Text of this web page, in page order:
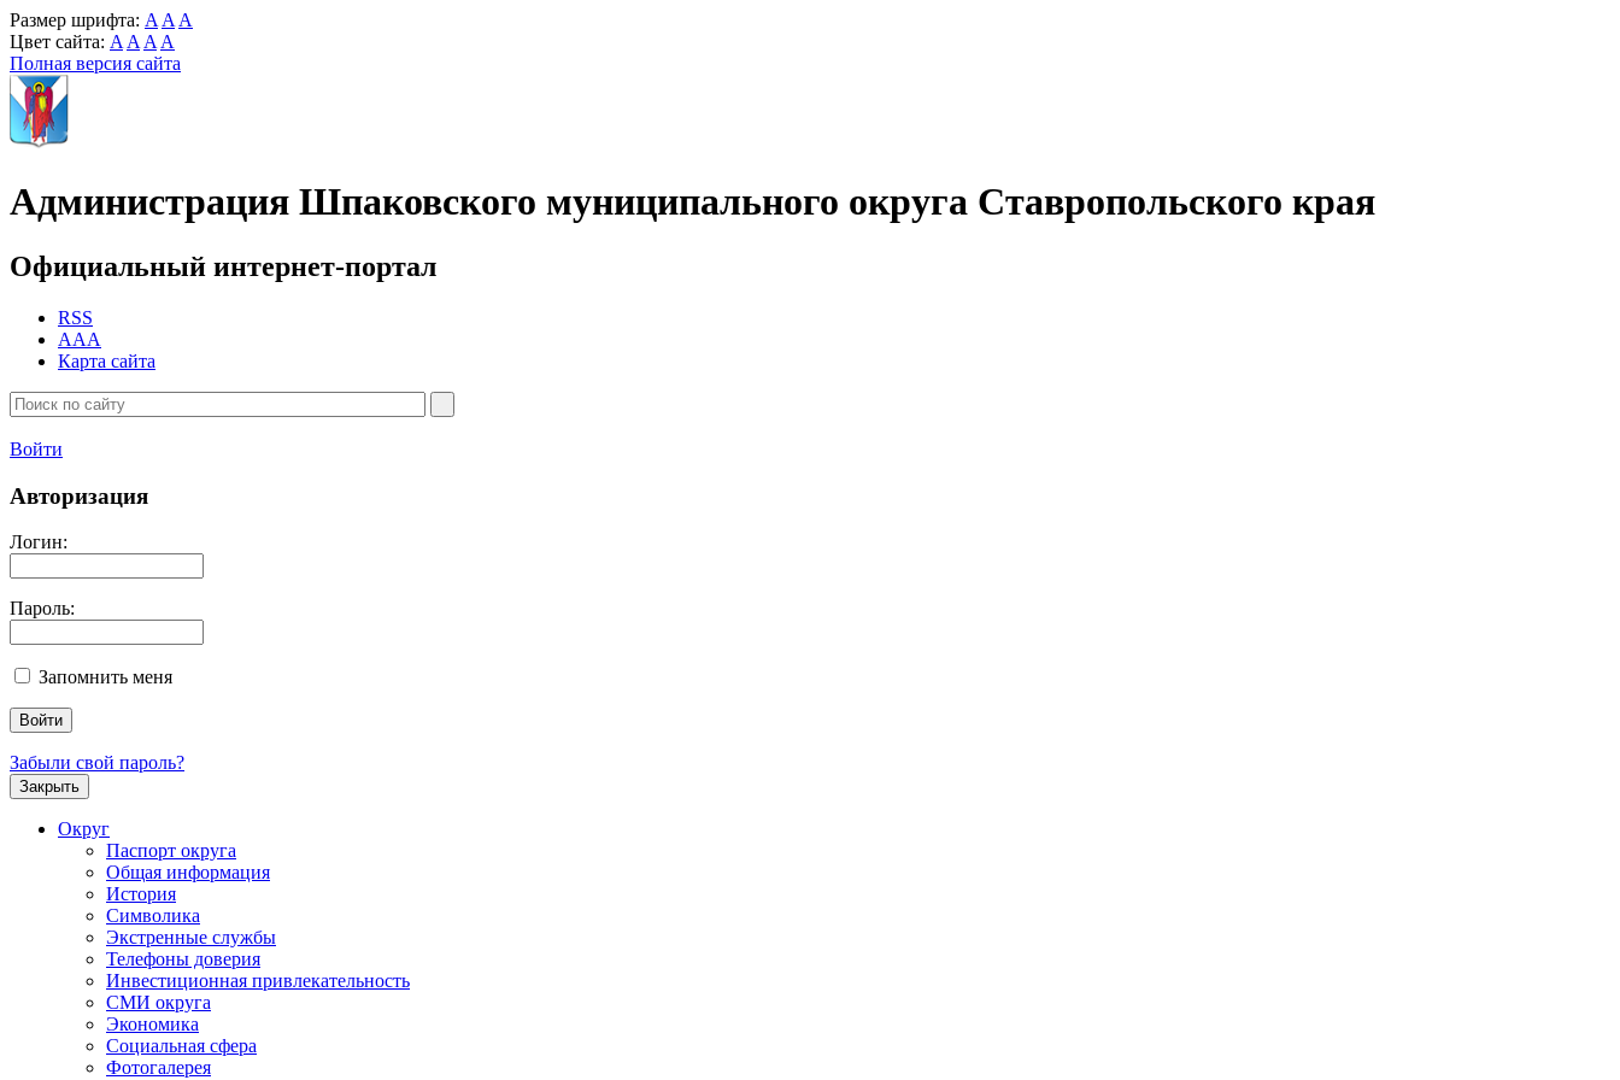
Размер шрифта: A A A
Цвет сайта: A A A A
Полная версия сайта
Администрация Шпаковского муниципального округа Ставропольского края
Официальный интернет-портал
RSS
AAA
Карта сайта
Войти
Авторизация
Логин:
Пароль:
Запомнить меня
Забыли свой пароль?
Закрыть
Округ
Паспорт округа
Общая информация
История
Символика
Экстренные службы
Телефоны доверия
Инвестиционная привлекательность
СМИ округа
Экономика
Социальная сфера
Фотогалерея